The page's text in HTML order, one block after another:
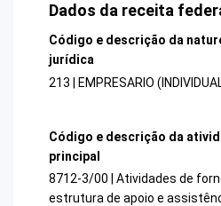
Dados da receita
Código e descrição da
jurídica
213 | EMPRESARIO
Código e descrição da
principal
8712-3/00 | Atividades de
estrutura de apoio e